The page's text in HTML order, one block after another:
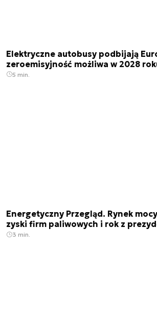
Elektryczne autobusy podbijają
zeroemisyjność możliwa w 2028
5 min.
Energetyczny Przegląd. Rynek
zyski firm paliwowych i rok z
3 min.